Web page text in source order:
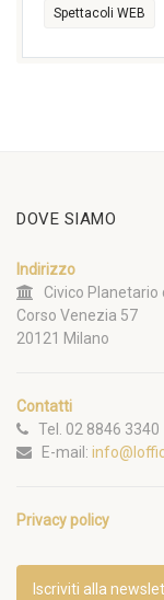
Spettacoli WEB
DOVE SIAMO
Indirizzo
Civico Planetario
Corso Venezia 57
20121 Milano
Contatti
Tel. 02 8846 3340
E-mail:
Privacy policy
Iscriviti alla